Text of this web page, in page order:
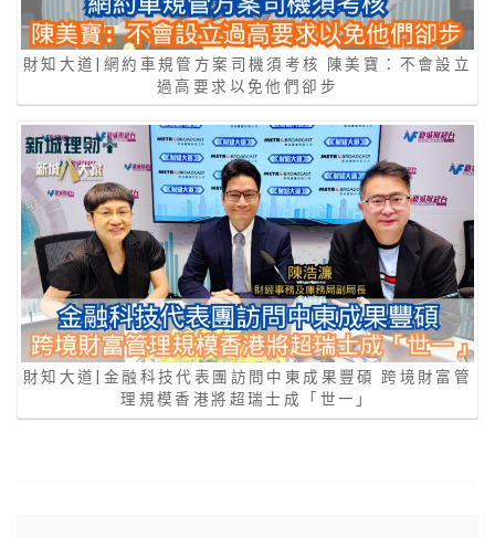
財知大道|網約車規管方案司機須考核 陳美寶：不會設立
過高要求以免他們卻步
財知大道|金融科技代表團訪問中東成果豐碩 跨境財富管
理規模香港將超瑞士成「世一」